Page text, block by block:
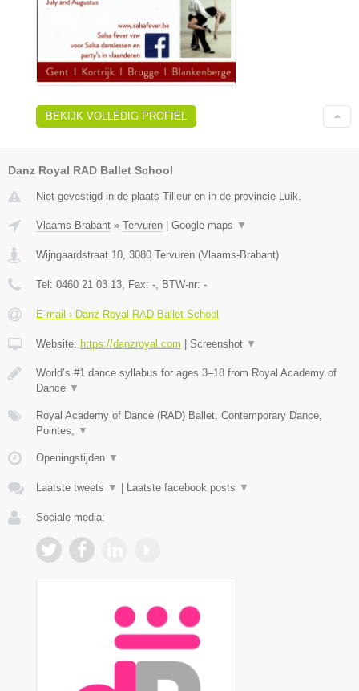
BEKIJK VOLLEDIG PROFIEL
Danz Royal RAD Ballet School
Niet gevestigd in de plaats Tilleur en in de provincie Luik.
Vlaams-Brabant » Tervuren | Google maps ▼
Wijngaardstraat 10 3080 Tervuren (Vlaams-Brabant)
Tel: 0460 21 03 13 , Fax: - , BTW-nr: -
E-mail › Danz Royal RAD Ballet School
Website: https://danzroyal.com | Screenshot ▼
World’s #1 dance syllabus for ages 3–18 from Royal Academy of
Dance ▼
Royal Academy of Dance (RAD) Ballet, Contemporary Dance,
Pointes,
▼
Openingstijden ▼
Laatste tweets ▼ | Laatste facebook posts ▼
Sociale media: